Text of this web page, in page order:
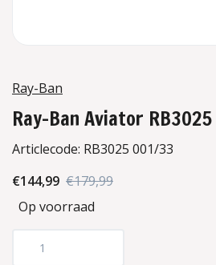
Ray-Ban
Ray-Ban Aviator
Articlecode: RB3025 001/33
€144,99 €179,99
Op voorraad